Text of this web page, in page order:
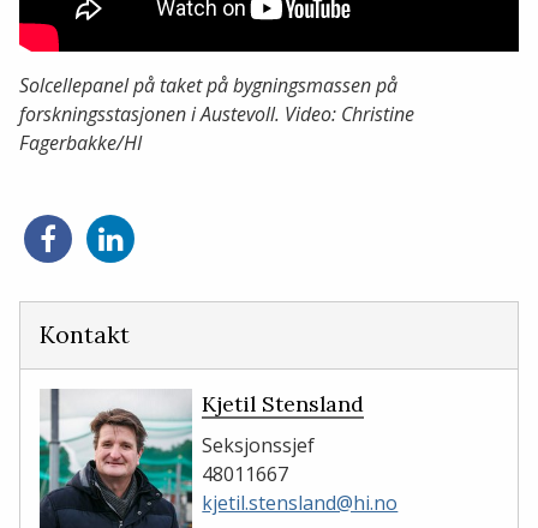
Solcellepanel på taket på bygningsmassen på
forskningsstasjonen i Austevoll. Video: Christine
Fagerbakke/HI
Del
på
Del
på
Kontakt
Kjetil Stensland
Seksjonssjef
48011667
kjetil.stensland@hi.no